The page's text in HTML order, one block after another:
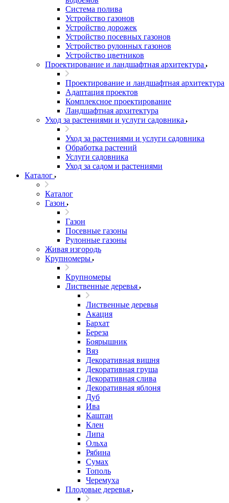
Система полива
Устройство газонов
Устройство дорожек
Устройство посевных газонов
Устройство рулонных газонов
Устройство цветников
Проектирование и ландшафтная архитектура
Проектирование и ландшафтная архитектура
Адаптация проектов
Комплексное проектирование
Ландшафтная архитектура
Уход за растениями и услуги садовника
Уход за растениями и услуги садовника
Обработка растений
Услуги садовника
Уход за садом и растениями
Каталог
Каталог
Газон
Газон
Посевные газоны
Рулонные газоны
Живая изгородь
Крупномеры
Крупномеры
Лиственные деревья
Лиственные деревья
Акация
Бархат
Береза
Боярышник
Вяз
Декоративная вишня
Декоративная груша
Декоративная слива
Декоративная яблоня
Дуб
Ива
Каштан
Клен
Липа
Ольха
Рябина
Сумах
Тополь
Черемуха
Плодовые деревья